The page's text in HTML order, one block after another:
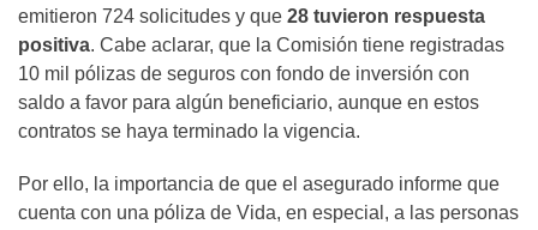
emitieron 724 solicitudes y que 28 tuvieron respuesta
positiva. Cabe aclarar, que la Comisión tiene registradas
10 mil pólizas de seguros con fondo de inversión con
saldo a favor para algún beneficiario, aunque en estos
contratos se haya terminado la vigencia.
Por ello, la importancia de que el asegurado informe que
cuenta con una póliza de Vida, en especial, a las personas